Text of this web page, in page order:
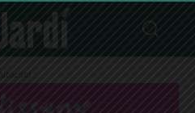
Publicitat